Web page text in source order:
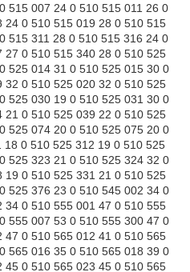
515 007 24 0 510 515 011 26 0
0 510 515 019 28 0 510 515
515 311 28 0 510 515 316 24 0
0 510 515 340 28 0 510 525
525 014 31 0 510 525 015 30 0
0 510 525 020 32 0 510 525
525 030 19 0 510 525 031 30 0
0 510 525 039 22 0 510 525
525 074 20 0 510 525 075 20 0
0 510 525 312 19 0 510 525
525 323 21 0 510 525 324 32 0
0 510 525 331 21 0 510 525
525 376 23 0 510 545 002 34 0
0 510 555 001 47 0 510 555
555 007 53 0 510 555 300 47 0
0 510 565 012 41 0 510 565
565 016 35 0 510 565 018 39 0
0 510 565 023 45 0 510 565